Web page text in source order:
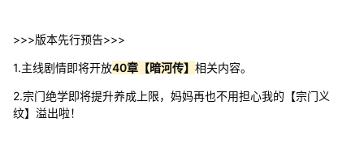
>>>版本先行预告>>>
1.主线剧情即将开放40章【暗河传】 相关内容。
2.宗门绝学即将提升养成上限，妈妈再也不用担心我的【宗门义
纹】溢出啦！